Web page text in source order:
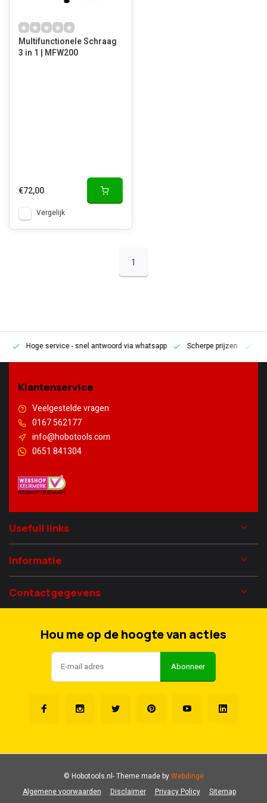
Multifunctionele Schraag
3 in 1 | MFW200
€72,00
Vergelijk
1
Hoge service- snel antwoord via whatsapp Scherpe prijzen
Klantenservice
Veelgestelde vragen
0167 562177
info@hobotools.com
0651 841304
Usefull links
Informatie
Contactgegevens
Hou me op de hoogte van acties
Abonneer
Algemene voorwaarden Disclaimer Privacy Policy Sitemap
© Hobotools.nl- Theme made byWebdinge